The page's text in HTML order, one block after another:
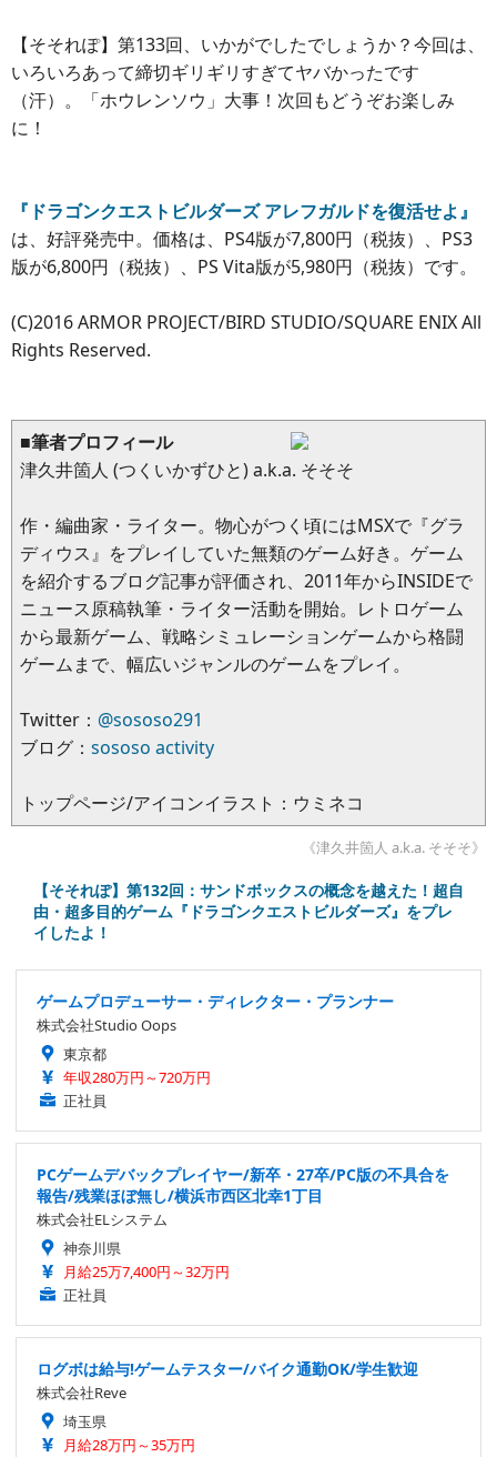
【そそれぽ】第133回、いかがでしたでしょうか？今回は、
いろいろあって締切ギリギリすぎてヤバかったです
（汗）。「ホウレンソウ」大事！次回もどうぞお楽しみ
に！
『ドラゴンクエストビルダーズ アレフガルドを復活せよ』
は、好評発売中。価格は、PS4版が7,800円（税抜）、PS3
版が6,800円（税抜）、PS Vita版が5,980円（税抜）です。
(C)2016 ARMOR PROJECT/BIRD STUDIO/SQUARE ENIX All
Rights Reserved.
■筆者プロフィール
津久井箇人 (つくいかずひと) a.k.a. そそそ
作・編曲家・ライター。物心がつく頃にはMSXで『グラ
ディウス』をプレイしていた無類のゲーム好き。ゲーム
を紹介するブログ記事が評価され、2011年からINSIDEで
ニュース原稿執筆・ライター活動を開始。レトロゲーム
から最新ゲーム、戦略シミュレーションゲームから格闘
ゲームまで、幅広いジャンルのゲームをプレイ。
Twitter： @sososo291
ブログ： sososo activity
トップページ/アイコンイラスト：ウミネコ
《津久井箇人 a.k.a. そそそ》
【そそれぽ】第132回：サンドボックスの概念を越えた！超自
由・超多目的ゲーム『ドラゴンクエストビルダーズ』をプレ
イしたよ！
ゲームプロデューサー・ディレクター・プランナー
株式会社Studio Oops
東京都
年収280万円～720万円
正社員
PCゲームデバックプレイヤー/新卒・27卒/PC版の不具合を
報告/残業ほぼ無し/横浜市西区北幸1丁目
株式会社ELシステム
神奈川県
月給25万7,400円～32万円
正社員
ログボは給与!ゲームテスター/バイク通勤OK/学生歓迎
株式会社Reve
埼玉県
月給28万円～35万円